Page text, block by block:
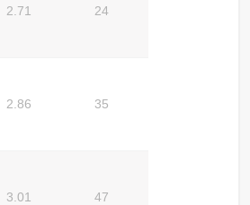
2.71 24
2.86 35
3.01 47